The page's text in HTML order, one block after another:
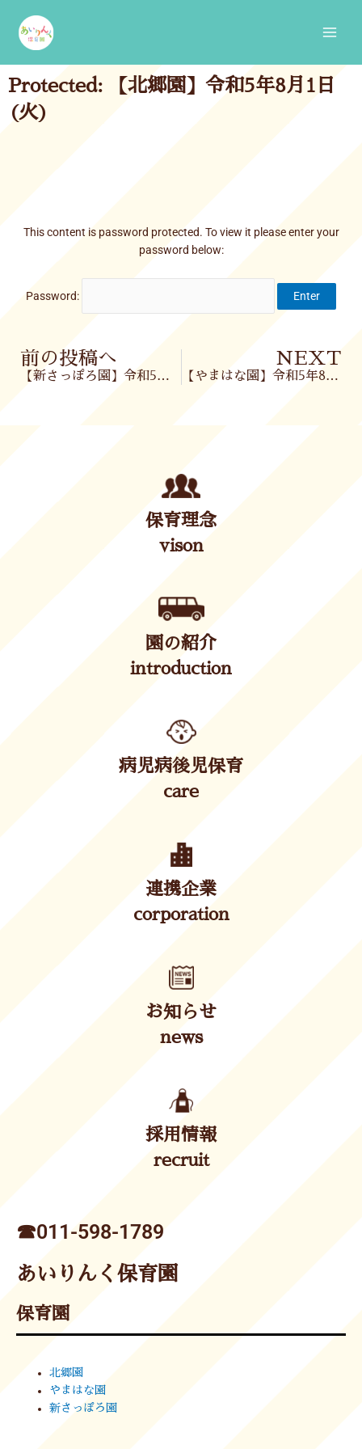
content
Protected: 【北郷園】令和5年8月1日
(火)
This content is password protected. To view it please enter your
password below:
Password:
Prev
前の投稿へ
【新さっぽろ園】令和5年8月園だより・ほけんだより・献立表・7月給食だより
NEXT
【やまはな園】令和5年8月1日(火)
保育理念
vison
園の紹介
introduction
病児病後児保育
care
連携企業
corporation
お知らせ
news
採用情報
recruit
☎︎011-598-1789
あいりんく保育園
保育園
北郷園
やまはな園
新さっぽろ園